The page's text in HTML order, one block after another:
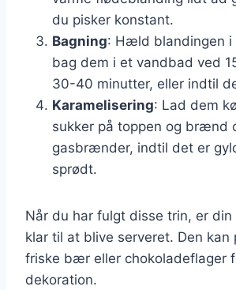
du pisker konstant.
Bagning: Hæld blandingen i
bag dem i et vandbad ved
30-40 minutter, eller indtil
Karamelisering: Lad dem
sukker på toppen og brænd
gasbrænder, indtil det er
sprødt.
Når du har fulgt disse trin, er din
klar til at blive serveret. Den kan
friske bær eller chokoladeflager
dekoration.